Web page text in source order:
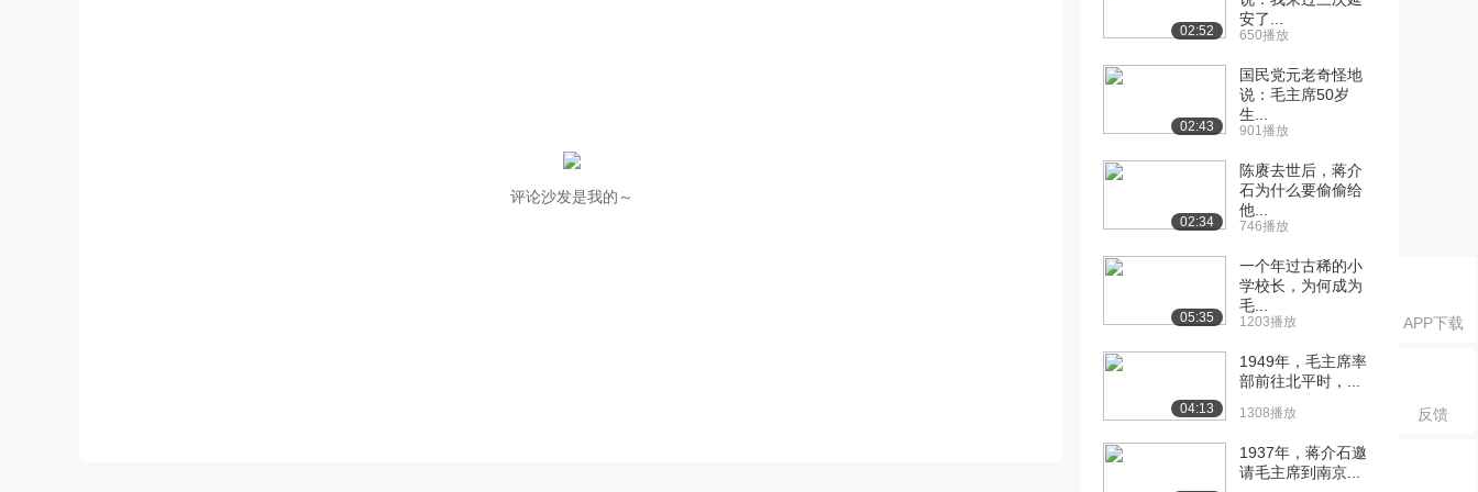
APP下载
反馈
评论沙发是我的～
02:52
安了...
650播放
02:43
国民党元老奇怪地
说：毛主席50岁
生...
901播放
02:34
陈赓去世后，蒋介
石为什么要偷偷给
他...
746播放
05:35
一个年过古稀的小
学校长，为何成为
毛...
1203播放
04:13
1949年，毛主席率
部前往北平时，...
1308播放
1937年，蒋介石邀
请毛主席到南京...